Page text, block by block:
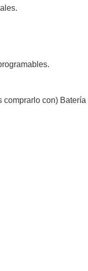
comprarlo con) Batería